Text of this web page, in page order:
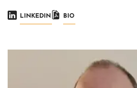
LINKEDIN BIO